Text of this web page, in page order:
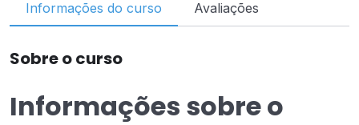
Informações do curso Avaliações
Sobre o curso
Informações sobre o